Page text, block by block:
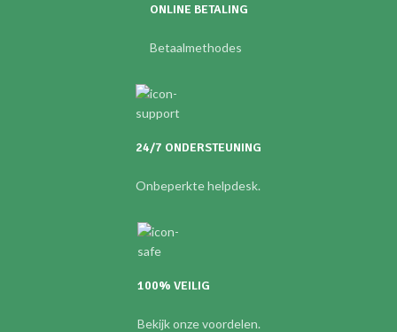
ONLINE BETALING
Betaalmethodes
24/7 ONDERSTEUNING
Onbeperkte helpdesk.
100% VEILIG
Bekijk onze voordelen.